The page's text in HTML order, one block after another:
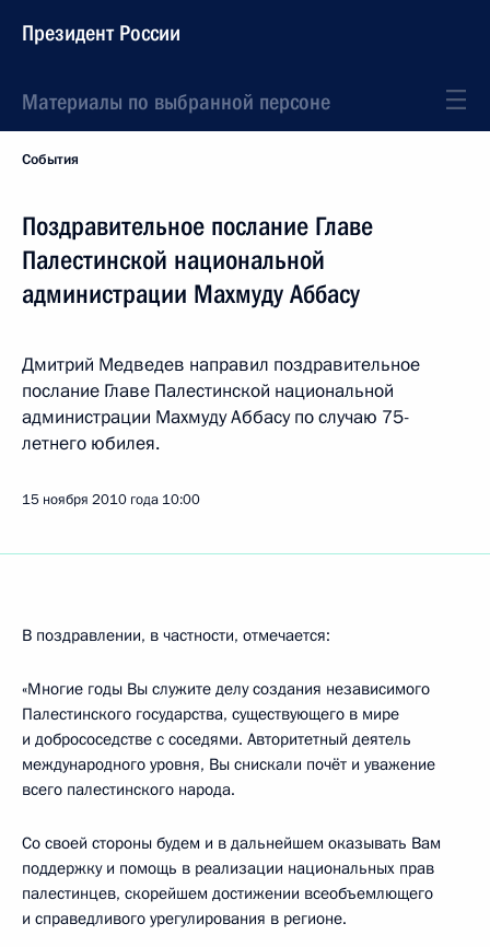
Президент России
Материалы по выбранной персоне
События
Поздравительное послание Главе
Палестинской национальной
администрации Махмуду Аббасу
Дмитрий Медведев направил поздравительное
послание Главе Палестинской национальной
администрации Махмуду Аббасу по случаю 75-
летнего юбилея.
15 ноября 2010 года 10:00
В поздравлении, в частности, отмечается:
«Многие годы Вы служите делу создания независимого
Палестинского государства, существующего в мире
и добрососедстве с соседями. Авторитетный деятель
международного уровня, Вы снискали почёт и уважение
всего палестинского народа.
Со своей стороны будем и в дальнейшем оказывать Вам
поддержку и помощь в реализации национальных прав
палестинцев, скорейшем достижении всеобъемлющего
и справедливого урегулирования в регионе.